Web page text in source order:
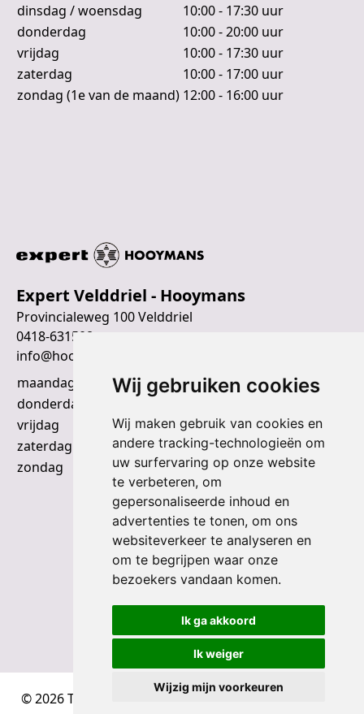
Wij gebruiken cookies
Wij maken gebruik van cookies en
andere tracking-technologieën om
uw surfervaring op onze website
te verbeteren, om
gepersonaliseerde inhoud en
advertenties te tonen, om ons
websiteverkeer te analyseren en
om te begrijpen waar onze
bezoekers vandaan komen.
Ik ga akkoord
Ik weiger
Wijzig mijn voorkeuren
dinsdag / woensdag
10:00 - 17:30 uur
donderdag
10:00 - 20:00 uur
vrijdag
10:00 - 17:30 uur
zaterdag
10:00 - 17:00 uur
zondag (1e van de maand) 12:00 - 16:00 uur
Expert Velddriel - Hooymans
Provincialeweg 100 Velddriel
0418-631508
info@hooymans.nl
maandag t/m woensdag
9:00 t/m 18:00 uur
donderdag
vrijdag
9:00 t/m 18:00 uur
zaterdag
9:00 t/m 17:00 uur
zondag
gesloten
Telefoonpunt.nl
© 2026 Telefoonpunt | Alle rechten voorbehouden |